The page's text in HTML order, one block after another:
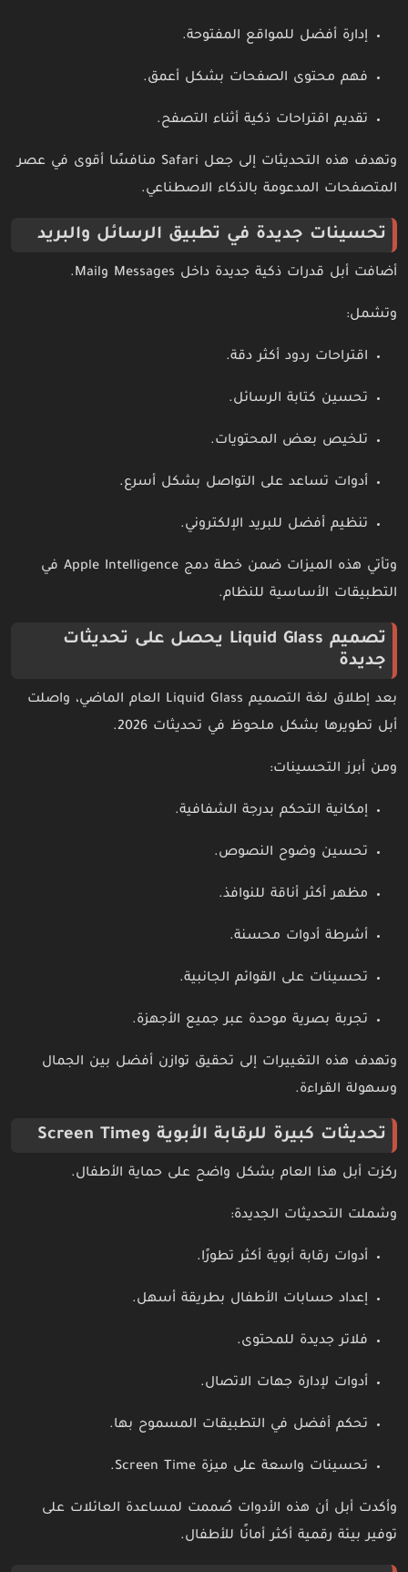
إدارة أفضل للمواقع المفتوحة.
فهم محتوى الصفحات بشكل أعمق.
تقديم اقتراحات ذكية أثناء التصفح.
وتهدف هذه التحديثات إلى جعل Safari منافسًا أقوى في عصر
المتصفحات المدعومة بالذكاء الاصطناعي.
تحسينات جديدة في تطبيق الرسائل والبريد
أضافت أبل قدرات ذكية جديدة داخل Messages وMail.
وتشمل:
اقتراحات ردود أكثر دقة.
تحسين كتابة الرسائل.
تلخيص بعض المحتويات.
أدوات تساعد على التواصل بشكل أسرع.
تنظيم أفضل للبريد الإلكتروني.
وتأتي هذه الميزات ضمن خطة دمج Apple Intelligence في
التطبيقات الأساسية للنظام.
تصميم Liquid Glass يحصل على تحديثات
جديدة
بعد إطلاق لغة التصميم Liquid Glass العام الماضي، واصلت
أبل تطويرها بشكل ملحوظ في تحديثات 2026.
ومن أبرز التحسينات:
إمكانية التحكم بدرجة الشفافية.
تحسين وضوح النصوص.
مظهر أكثر أناقة للنوافذ.
أشرطة أدوات محسنة.
تحسينات على القوائم الجانبية.
تجربة بصرية موحدة عبر جميع الأجهزة.
وتهدف هذه التغييرات إلى تحقيق توازن أفضل بين الجمال
وسهولة القراءة.
تحديثات كبيرة للرقابة الأبوية وScreen Time
ركزت أبل هذا العام بشكل واضح على حماية الأطفال.
وشملت التحديثات الجديدة:
أدوات رقابة أبوية أكثر تطورًا.
إعداد حسابات الأطفال بطريقة أسهل.
فلاتر جديدة للمحتوى.
أدوات لإدارة جهات الاتصال.
تحكم أفضل في التطبيقات المسموح بها.
تحسينات واسعة على ميزة Screen Time.
وأكدت أبل أن هذه الأدوات صُممت لمساعدة العائلات على
توفير بيئة رقمية أكثر أمانًا للأطفال.